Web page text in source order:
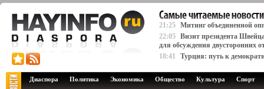
21:25 Митинг объединенной
22:05 Визит президента
для обсуждения двусторонних
18:41
Турция: путь к
Диаспора Политика Экономика Общество Культура
Спорт